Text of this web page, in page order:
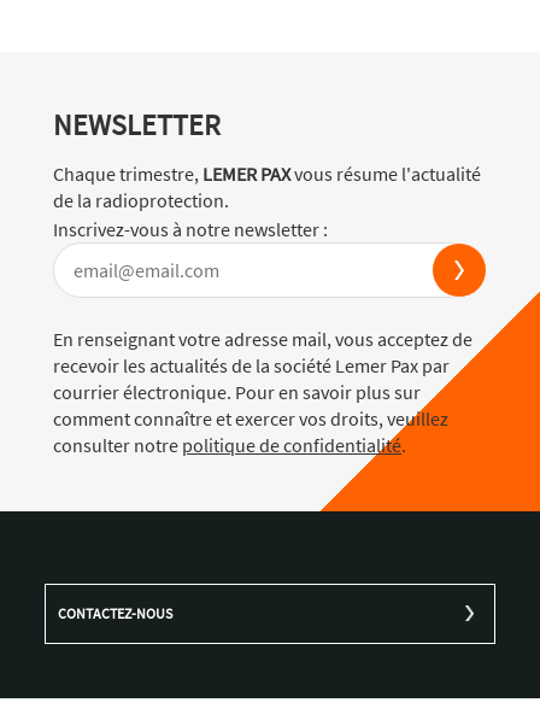
NEWSLETTER
Chaque trimestre, LEMER PAXvous résume l'actualité
de la radioprotection.
Inscrivez-vous à notre newsletter :
En renseignant votre adresse mail, vous acceptez de
recevoir les actualités de la société Lemer Pax par
courrier électronique. Pour en savoir plus sur
comment connaître et exercer vos droits, veuillez
consulter notre politique de confidentialité.
CONTACTEZ-NOUS